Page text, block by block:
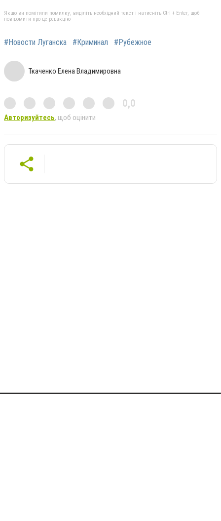
Якщо ви помітили помилку, виділіть необхідний текст і натисніть Ctrl + Enter, щоб
повідомити про це редакцію
#Новости Луганска #Криминал #Рубежное
Ткаченко Елена Владимировна
0,0
Авторизуйтесь, щоб оцінити